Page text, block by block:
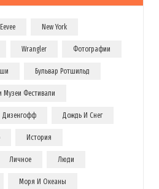
Eevee New York
Wrangler Фотографии
Бульвар Ротшильд
Музеи Фестивали
Дизенгофф Дождь И Снег
История
Личное Люди
Моря И Океаны